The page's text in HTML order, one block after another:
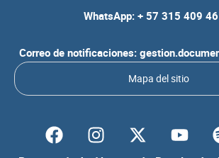
WhatsApp: + 57 315 409
Correo de notificaciones:
Mapa del sitio
F
a
I
n
Y
o